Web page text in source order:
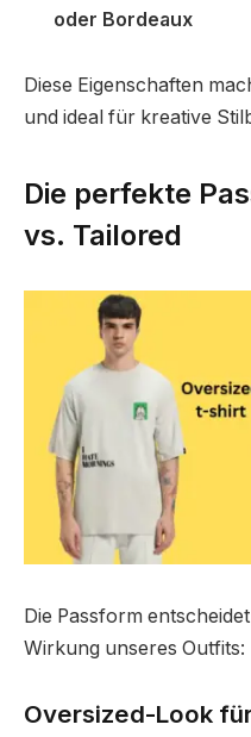
oder Bordeaux
Diese Eigenschaften
und ideal für kreative
Die perfekte
vs. Tailored
Die Passform
Wirkung unseres Outfits:
Oversized-Look